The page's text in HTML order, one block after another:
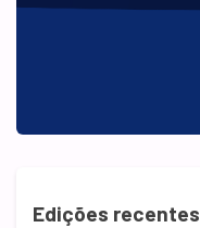
Edições recentes